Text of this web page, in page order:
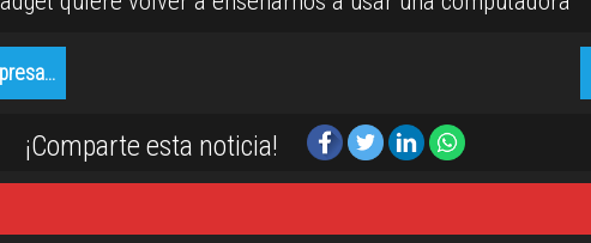
¡Comparte esta noticia!